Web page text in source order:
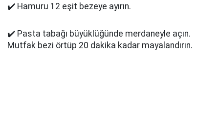
✔️ Hamuru 12 eşit bezeye ayırın.
✔️ Pasta tabağı büyüklüğünde merdaneyle açın.
Mutfak bezi örtüp 20 dakika kadar mayalandırın.